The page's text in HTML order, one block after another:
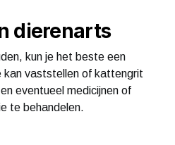
dierenarts
kun je het beste een
kan vaststellen of kattengrit
eventueel medicijnen of
te behandelen.